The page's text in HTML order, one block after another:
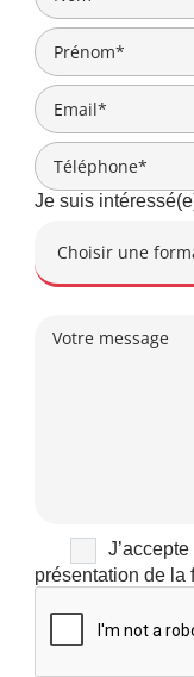
Je suis
présentation de la